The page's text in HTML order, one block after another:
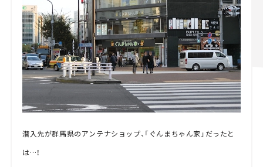
潜入先が群馬県のアンテナショップ、「ぐんまちゃん家」だったと
は…！